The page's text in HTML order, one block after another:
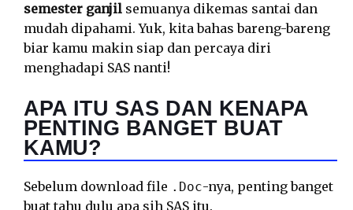
semester ganjil semuanya dikemas santai dan
mudah dipahami. Yuk, kita bahas bareng-bareng
biar kamu makin siap dan percaya diri
menghadapi SAS nanti!
APA ITU SAS DAN KENAPA
PENTING BANGET BUAT
KAMU?
Sebelum download file .Doc-nya, penting banget
buat tahu dulu apa sih SAS itu.